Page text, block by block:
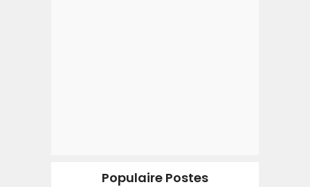
Populaire Postes